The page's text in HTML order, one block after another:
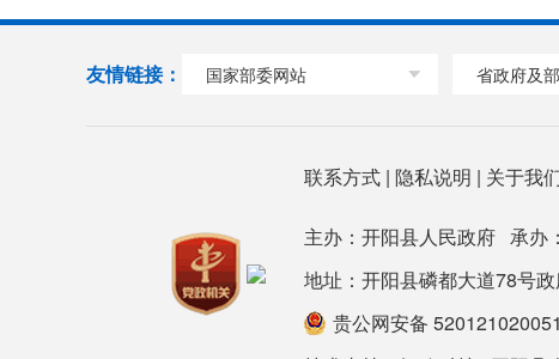
友情链接： 国家部委网站 省政府及
联系方式 | 隐私说明 | 关于我
主办：开阳县人民政府 承办
地址：开阳县磷都大道78号
贵公网安备